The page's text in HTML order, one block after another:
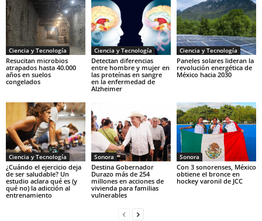
Ciencia y Tecnología
Resucitan microbios
atrapados hasta 40.000
años en suelos
congelados
Ciencia y Tecnología
Detectan diferencias
entre hombre y mujer en
las proteínas en sangre
en la enfermedad de
Alzheimer
Ciencia y Tecnología
Paneles solares lideran la
revolución energética de
México hacia 2030
Ciencia y Tecnología
¿Cuándo el ejercicio deja
de ser saludable? Un
estudio aclara qué es (y
qué no) la adicción al
entrenamiento
Sonora
Destina Gobernador
Durazo más de 254
millones en acciones de
vivienda para familias
vulnerables
Sonora
Con 3 sonorenses, México
obtiene el bronce en
hockey varonil de JCC